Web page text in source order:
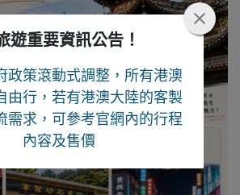
遊重要資訊公告！
政策滾動式調整，所有港澳
由行，若有港澳大陸的客製
需求，可參考官網內的行程
內容及售價